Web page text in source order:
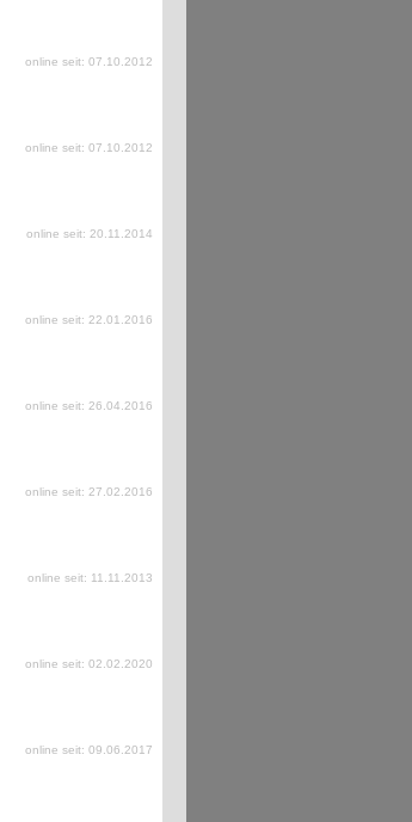
online seit: 07.10.2012
online seit: 07.10.2012
online seit: 20.11.2014
online seit: 22.01.2016
online seit: 26.04.2016
online seit: 27.02.2016
online seit: 11.11.2013
online seit: 02.02.2020
online seit: 09.06.2017